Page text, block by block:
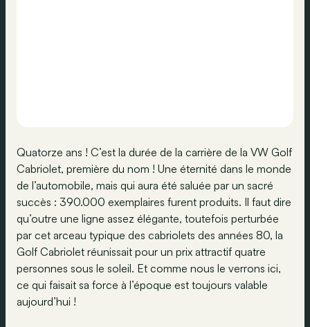
Quatorze ans ! C’est la durée de la carrière de la VW Golf
Cabriolet, première du nom ! Une éternité dans le monde
de l’automobile, mais qui aura été saluée par un sacré
succès : 390.000 exemplaires furent produits. Il faut dire
qu’outre une ligne assez élégante, toutefois perturbée
par cet arceau typique des cabriolets des années 80, la
Golf Cabriolet réunissait pour un prix attractif quatre
personnes sous le soleil. Et comme nous le verrons ici,
ce qui faisait sa force à l’époque est toujours valable
aujourd’hui !